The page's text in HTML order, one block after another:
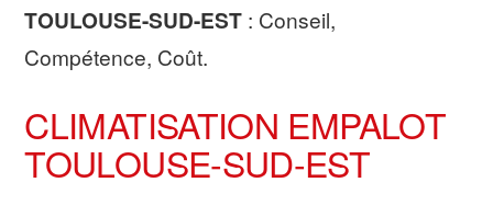
TOULOUSE-SUD-EST : Conseil,
Compétence, Coût.
CLIMATISATION EMPALOT
TOULOUSE-SUD-EST